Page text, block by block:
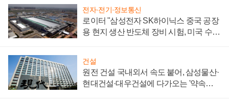
전자·전기·정보통신
로이터 "삼성전자 SK하이닉스 중국 공장
용 현지 생산 반도체 장비 시험, 미국 수출
건설
원전 건설 국내외서 속도 붙어, 삼성물산·
현대건설·대우건설에 다가오는 '약속의